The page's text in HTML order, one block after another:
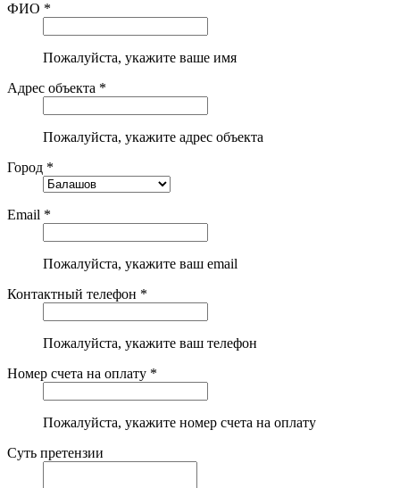
ФИО *
Пожалуйста, укажите ваше имя
Адрес объекта *
Пожалуйста, укажите адрес объекта
Город *
Email *
Пожалуйста, укажите ваш email
Контактный телефон *
Пожалуйста, укажите ваш телефон
Номер счета на оплату *
Пожалуйста, укажите номер счета на оплату
Суть претензии